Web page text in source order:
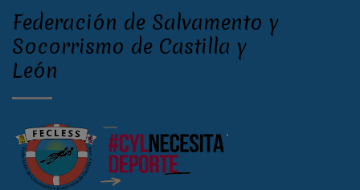
Federación de Salvamento y
Socorrismo de Castilla y
León